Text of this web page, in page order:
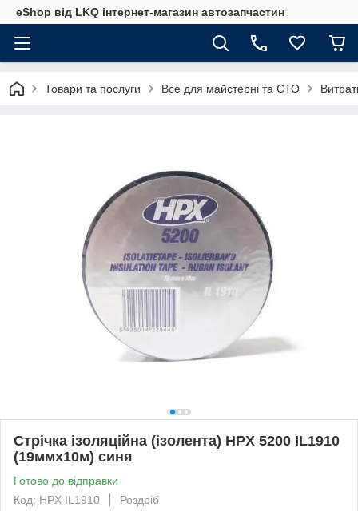
eShop від LKQ інтернет-магазин автозапчастин
Товари та послуги Все для майстерні та СТО
Стрічка ізоляційна (ізолента) HPX 5200 IL1910
(19ммx10м) синя
Готово до відправки
Код: HPX IL1910
Роздріб